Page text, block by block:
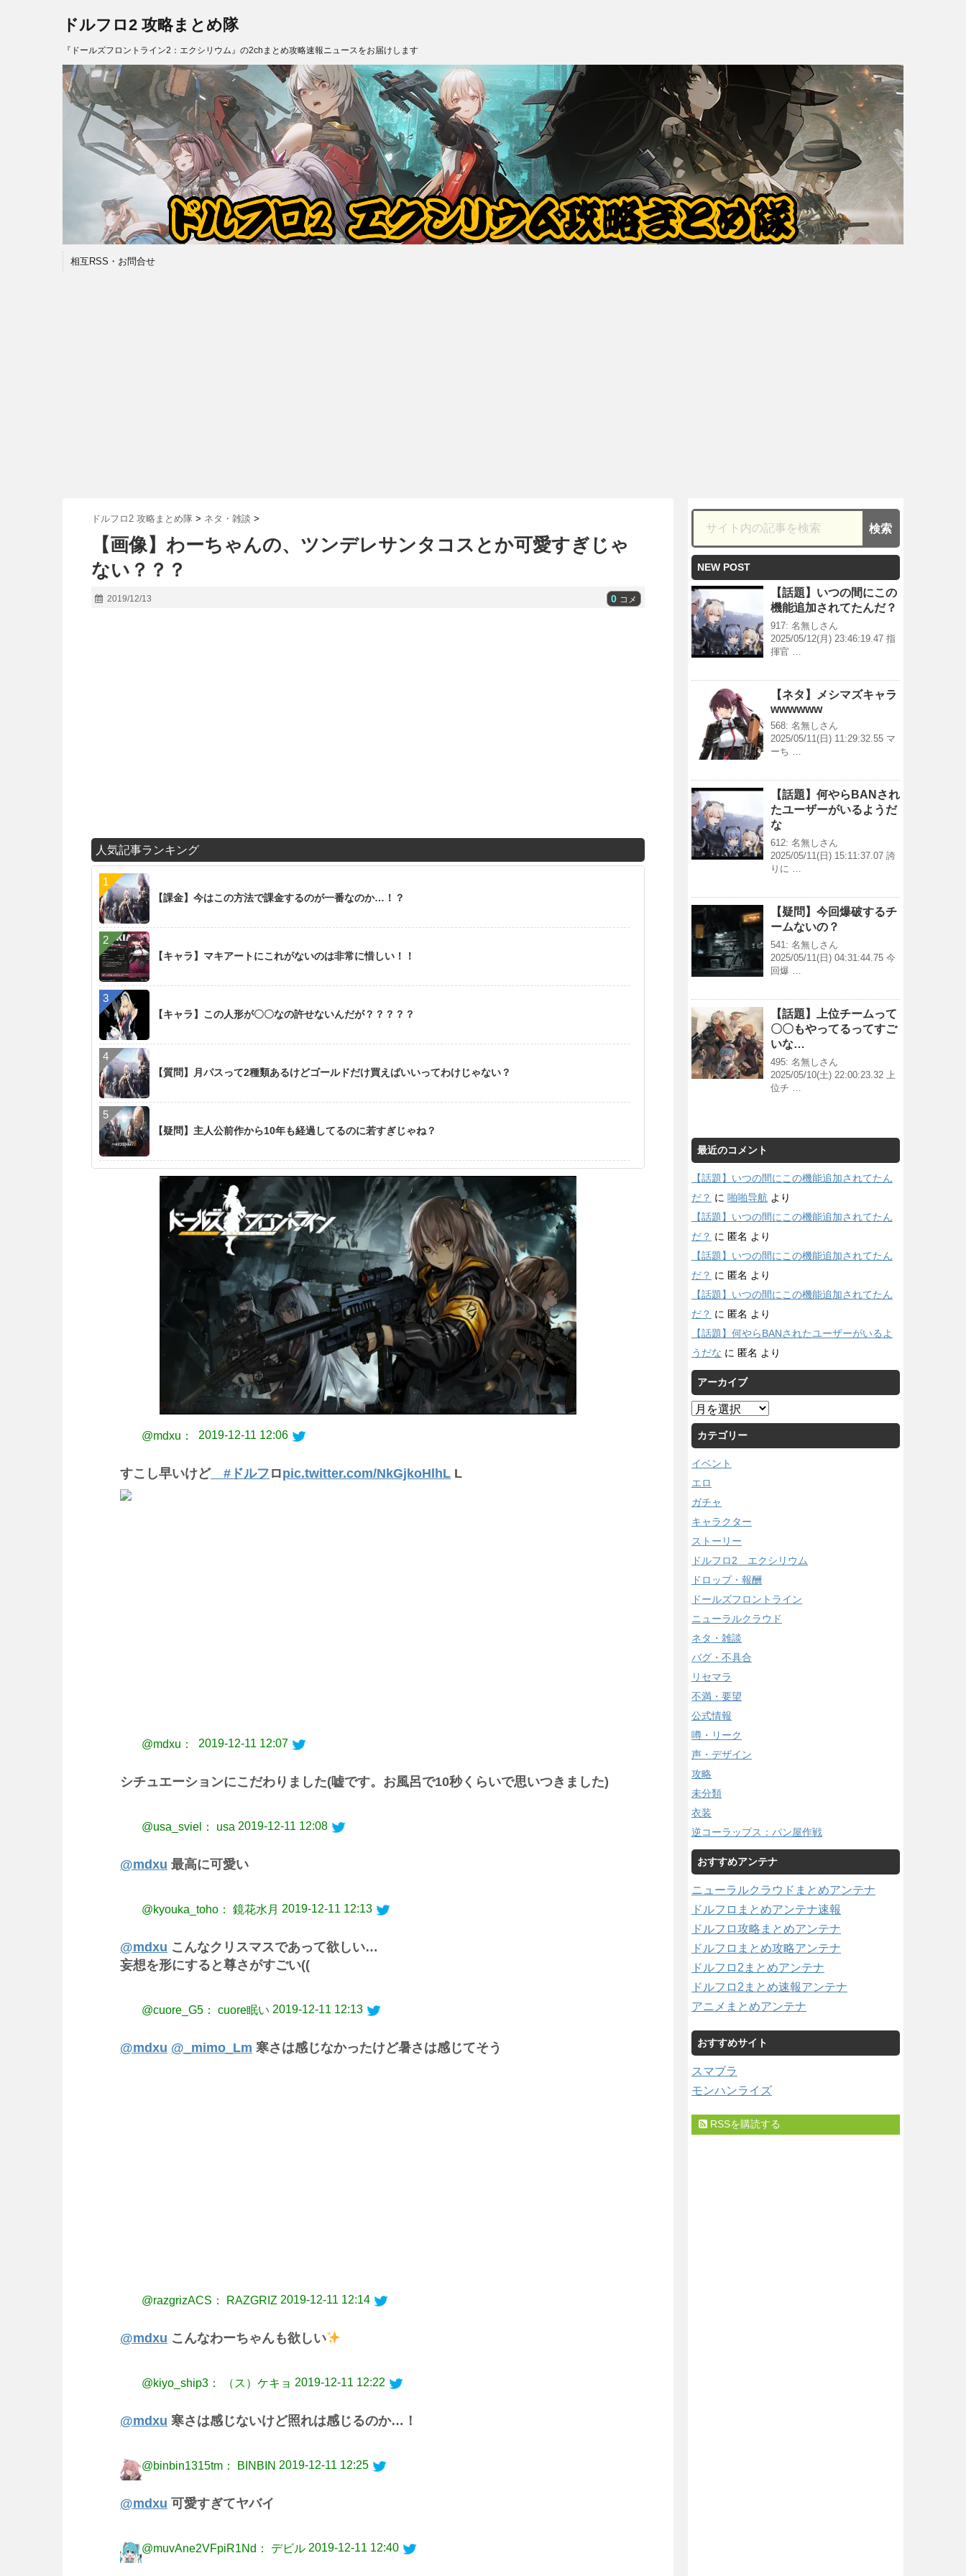
ドルフロ2 攻略まとめ隊
『ドールズフロントライン2：エクシリウム』の2chまとめ攻略速報ニュースをお届けします
相互RSS・お問合せ
ドルフロ2 攻略まとめ隊 > ネタ・雑談 >
【画像】わーちゃんの、ツンデレサンタコスとか可愛すぎじゃ
ない？？？
2019/12/13 0 コメ
人気記事ランキング
【課金】今はこの方法で課金するのが一番なのか…！？
【キャラ】マキアートにこれがないのは非常に惜しい！！
【キャラ】この人形が〇〇なの許せないんだが？？？？？
【質問】月パスって2種類あるけどゴールドだけ買えばいいってわけじゃない？
【疑問】主人公前作から10年も経過してるのに若すぎじゃね？
@mdxu： 2019-12-11 12:06
すこし早いけど#ドルフ ロpic.twitter.com/NkGjkoHlhL L
@mdxu： 2019-12-11 12:07
シチュエーションにこだわりました(嘘です。お風呂で10秒くらいで思いつきました)
@usa_sviel： usa 2019-12-11 12:08
@mdxu 最高に可愛い
@kyouka_toho： 鏡花水月 2019-12-11 12:13
@mdxu こんなクリスマスであって欲しい…
妄想を形にすると尊さがすごい((
@cuore_G5： cuore眠い 2019-12-11 12:13
@mdxu @_mimo_Lm 寒さは感じなかったけど暑さは感じてそう
@razgrizACS： RAZGRIZ 2019-12-11 12:14
@mdxu こんなわーちゃんも欲しい
@kiyo_ship3： （ス）ケキョ 2019-12-11 12:22
@mdxu 寒さは感じないけど照れは感じるのか…！
@binbin1315tm： BINBIN 2019-12-11 12:25
@mdxu 可愛すぎてヤバイ
@muvAne2VFpiR1Nd： デビル 2019-12-11 12:40
NEW POST
【話題】いつの間にこの
機能追加されてたんだ？
917: 名無しさん
2025/05/12(月) 23:46:19.47 指
揮官 …
【ネタ】メシマズキャラ
wwwwww
568: 名無しさん
2025/05/11(日) 11:29:32.55 マ
ーち …
【話題】何やらBANされ
たユーザーがいるようだ
な
612: 名無しさん
2025/05/11(日) 15:11:37.07 誇
りに …
【疑問】今回爆破するチ
ームないの？
541: 名無しさん
2025/05/11(日) 04:31:44.75 今
回爆 …
【話題】上位チームって
〇〇もやってるってすご
いな…
495: 名無しさん
2025/05/10(土) 22:00:23.32 上
位チ …
最近のコメント
【話題】いつの間にこの機能追加されてたん
だ？ に 啪啪导航 より
【話題】いつの間にこの機能追加されてたん
だ？ に 匿名 より
【話題】いつの間にこの機能追加されてたん
だ？ に 匿名 より
【話題】いつの間にこの機能追加されてたん
だ？ に 匿名 より
【話題】何やらBANされたユーザーがいるよ
うだな に 匿名 より
アーカイブ
ア
ー
カ
イ
ブ
カテゴリー
イベント
エロ
ガチャ
キャラクター
ストーリー
ドルフロ2 エクシリウム
ドロップ・報酬
ドールズフロントライン
ニューラルクラウド
ネタ・雑談
バグ・不具合
リセマラ
不満・要望
公式情報
噂・リーク
声・デザイン
攻略
未分類
衣装
逆コーラップス：パン屋作戦
おすすめアンテナ
ニューラルクラウドまとめアンテナ
ドルフロまとめアンテナ速報
ドルフロ攻略まとめアンテナ
ドルフロまとめ攻略アンテナ
ドルフロ2まとめアンテナ
ドルフロ2まとめ速報アンテナ
アニメまとめアンテナ
おすすめサイト
スマブラ
モンハンライズ
RSSを購読する